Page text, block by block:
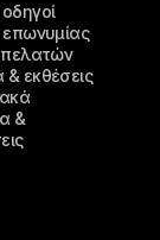
επωνυμίας
πελατών
εκθέσεις
&